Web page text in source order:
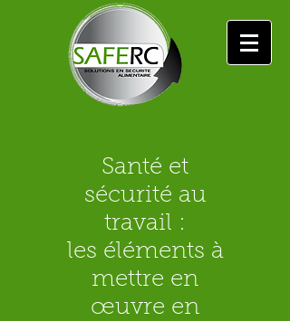
Santé et
sécurité au
travail :
les éléments à
mettre en
œuvre en